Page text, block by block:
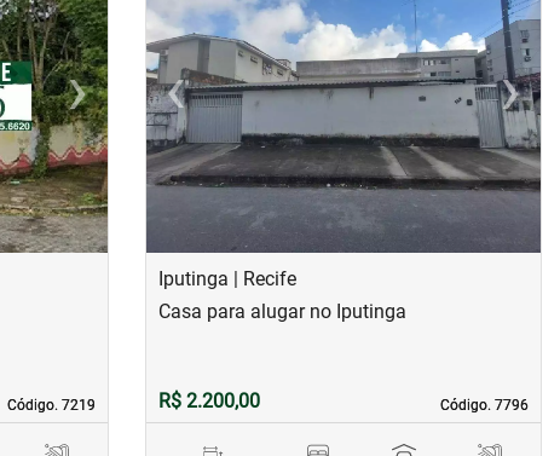
›Next
Código. 7219
Código. 7219
‹Previous ›Next
Iputinga | Recife
Código. 7796
Código. 7796
Casa para alugar no Iputinga
R$ 2.200,00